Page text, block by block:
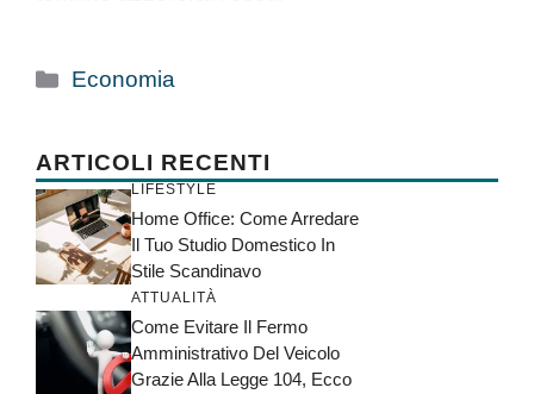
Categorie
Economia
ARTICOLI RECENTI
LIFESTYLE
Home Office: Come Arredare
Il Tuo Studio Domestico In
Stile Scandinavo
ATTUALITÀ
Come Evitare Il Fermo
Amministrativo Del Veicolo
Grazie Alla Legge 104, Ecco